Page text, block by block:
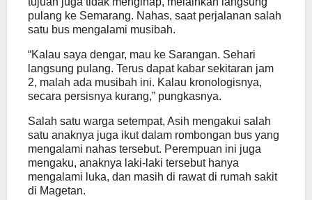
pulang ke Semarang. Nahas, saat perjalanan salah
satu bus mengalami musibah.
“Kalau saya dengar, mau ke Sarangan. Sehari
langsung pulang. Terus dapat kabar sekitaran jam
2, malah ada musibah ini. Kalau kronologisnya,
secara persisnya kurang,” pungkasnya.
Salah satu warga setempat, Asih mengakui salah
satu anaknya juga ikut dalam rombongan bus yang
mengalami nahas tersebut. Perempuan ini juga
mengaku, anaknya laki-laki tersebut hanya
mengalami luka, dan masih di rawat di rumah sakit
di Magetan.